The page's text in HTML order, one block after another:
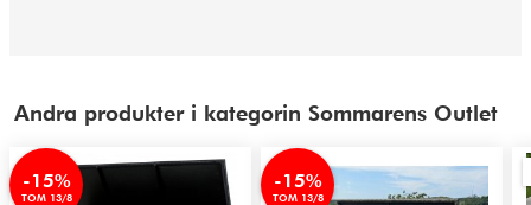
Andra produkter i kategorin Sommarens Outlet
-15%
TOM 13/8
-15%
TOM 13/8